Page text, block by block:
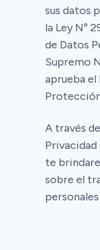
sus datos
la Ley N°
de Datos
Supremo
aprueba el
A través
Privacidad
te
sobre el